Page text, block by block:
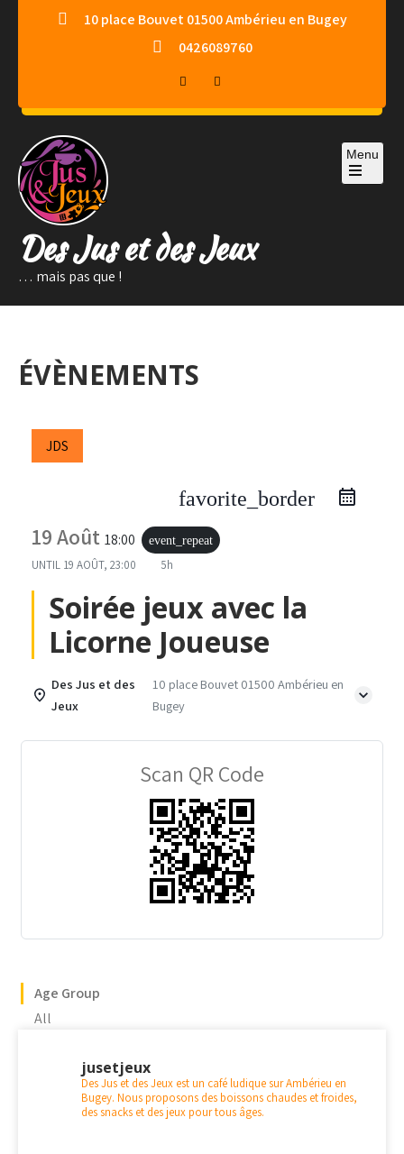
10 place Bouvet 01500 Ambérieu en Bugey
0426089760
Des Jus et des Jeux
… mais pas que !
Menu
ÉVÈNEMENTS
JDS
favorite_border
19 Août 18:00 event_repeat
UNTIL 19 AOÛT, 23:00 5h
Soirée jeux avec la
Licorne Joueuse
Des Jus et des
Jeux
10 place Bouvet 01500 Ambérieu en
Bugey
Scan QR Code
Age Group
All
jusetjeux
Des Jus et des Jeux est un café ludique sur Ambérieu en
Bugey. Nous proposons des boissons chaudes et froides,
des snacks et des jeux pour tous âges.